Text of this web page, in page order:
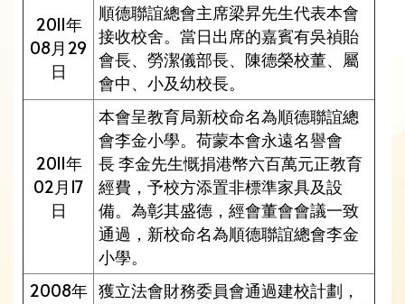
2011年
08月29
日
順德聯誼總會主席梁昇先生代表本會
接收校舍。當日出席的嘉賓有吳禎貽
會長、勞潔儀部長、陳德榮校董、屬
會中、小及幼校長。
2011年
02月17
日
本會呈教育局新校命名為順德聯誼總
會李金小學。荷蒙本會永遠名譽會
長 李金先生慨捐港幣六百萬元正教育
經費，予校方添置非標準家具及設
備。為彰其盛德，經會董會會議一致
通過，新校命名為順德聯誼總會李金
小學。
2008年 獲立法會財務委員會通過建校計劃，